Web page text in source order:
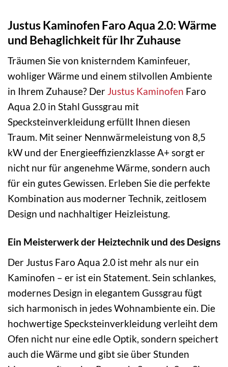
Justus Kaminofen Faro Aqua 2.0: Wärme
und Behaglichkeit für Ihr Zuhause
Träumen Sie von knisterndem Kaminfeuer,
wohliger Wärme und einem stilvollen Ambiente
in Ihrem Zuhause? Der Justus Kaminofen Faro
Aqua 2.0 in Stahl Gussgrau mit
Specksteinverkleidung erfüllt Ihnen diesen
Traum. Mit seiner Nennwärmeleistung von 8,5
kW und der Energieeffizienzklasse A+ sorgt er
nicht nur für angenehme Wärme, sondern auch
für ein gutes Gewissen. Erleben Sie die perfekte
Kombination aus moderner Technik, zeitlosem
Design und nachhaltiger Heizleistung.
Ein Meisterwerk der Heiztechnik und des Designs
Der Justus Faro Aqua 2.0 ist mehr als nur ein
Kaminofen – er ist ein Statement. Sein schlankes,
modernes Design in elegantem Gussgrau fügt
sich harmonisch in jedes Wohnambiente ein. Die
hochwertige Specksteinverkleidung verleiht dem
Ofen nicht nur eine edle Optik, sondern speichert
auch die Wärme und gibt sie über Stunden